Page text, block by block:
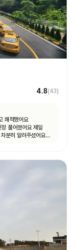
4.8(43)
쾌적했어요
풀어졌어요 제일
분히 알려주셨어요